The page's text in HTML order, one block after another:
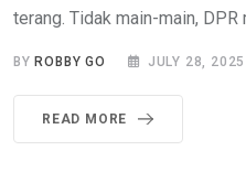
terang. Tidak main-main,
BY ROBBY GO JULY 28, 2025
READ MORE